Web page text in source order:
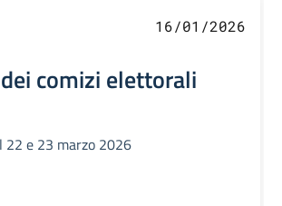
16/01/2026
comizi elettorali
22 e 23 marzo 2026